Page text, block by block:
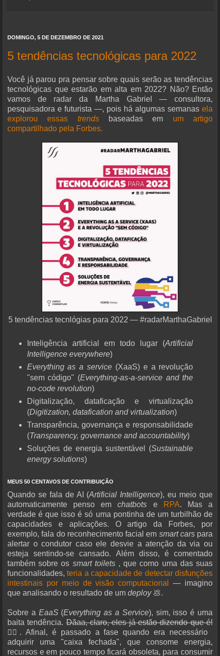
DOMINGO, 5 DE DEZEMBRO DE 2021
5 tendências tecnológicas para 2022
Você já parou pra pensar sobre quais serão as tendências
tecnológicas que estarão em alta em 2022? Não? Então
vamos de radar da Martha Gabriel — consultora,
pesquisadora e futurista —, pois há algumas semanas ela
explorou essas trendsbaseadas em um artigo
compartilhado pela Forbes.
5 tendências tecnlógias para 2022 — #radarMarthaGabriel
Inteligência artificial em todo lugar (Artificial
Intelligence everywhere)
Everything as a service (XaaS) e a revolução
"sem código" (Everything-as-a-service and the
no-code revolution)
Digitalização, dataficação e virtualização
(Digitization, datafication and virtualization)
Transparência, governança e responsabilidade
(Transparency, governance and accountability)
Soluções de energia sustentável (Sustainable
energy solutions)
MEUS 50 CENTAVOS DE CONTRIBUIÇÃO
Quando se fala de AI (Artificial Intelligence), eu meio que
automaticamente penso emchatbots e RPA. Mas a
verdade é que isso é só uma pontinha de um turbilhão de
capacidades e aplicações. O artigo da Forbes, por
exemplo, fala do reconhecimento facial em smart carspara
alertar o condutor caso ele desvie a atenção da via ou
esteja sentindo-se cansado. Além disso, é comentado
também sobre os smart toilets, que como uma das suas
funcionalidades,teria a capacidade de detectar disfunções
intestinais por meio de visão computacional
— imagino
que analisando o resultado de um deploy💩.
Sobre a EaaS(Everything as a Service), sim, isso é uma
baita tendência.Dãaa, claro, eles já estão dizendo que é!
🤦‍♂️. Afinal, é passado a fase quando era necessário
adquirir uma "caixa fechada", que consome energia,
recursos e em pouco tempo ficará obsoleta, para consumir